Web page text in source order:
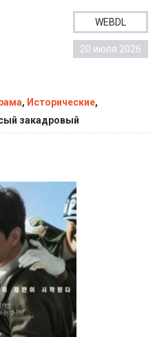
WEBDL
20 июля 2026
, Исторические,
закадровый